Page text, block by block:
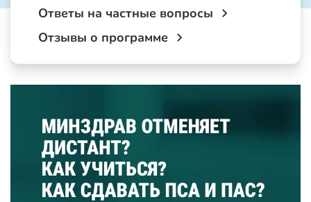
Ответы на частные вопросы
Отзывы о программе